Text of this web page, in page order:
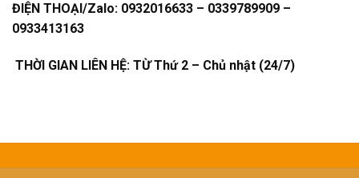
ĐIỆN THOẠI/Zalo: 0932016633 – 0339789909 –
0933413163
THỜI GIAN LIÊN HỆ: TỪ Thứ 2 – Chủ nhật (24/7)